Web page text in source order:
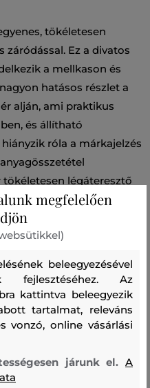
tökéletesen
záródással. Ez a divatos
a mellkason és
hatásos részlet a
alján, ami praktikus
és állítható
róla a márkajelzés
tökéletesen légáteresztő
garantál
stílusosan mutat
SS26
Termék kódja
megfelelően
beleegyezésével
fejlesztéséhez. Az
kattintva beleegyezik
tartalmat, releváns
vonzó, online vásárlási
járunk el.A